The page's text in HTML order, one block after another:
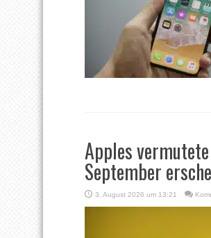
Apples
September
3. August 2026 um 13:21